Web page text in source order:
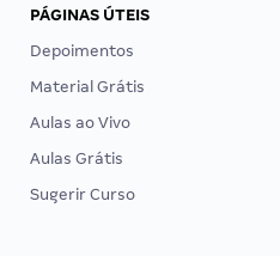
PÁGINAS ÚTEIS
Depoimentos
Material Grátis
Aulas ao Vivo
Aulas Grátis
Sugerir Curso